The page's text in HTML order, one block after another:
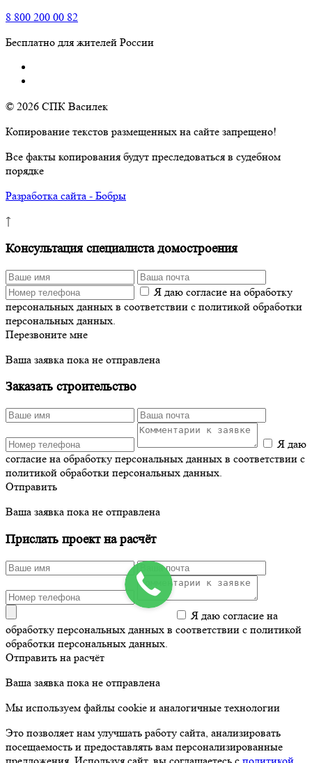
8 800 200 00 82
Бесплатно для жителей России
© 2026 СПК Василек
Копирование текстов размещенных на сайте запрещено!
Все факты копирования будут преследоваться в судебном
порядке
Разработка сайта - Бобры
↑
Консультация специалиста домостроения
Я даю согласие на обработку
персональных данных в соответствии с политикой обработки
персональных данных.
Перезвоните мне
Ваша заявка пока не отправлена
Заказать строительство
Я даю
согласие на обработку персональных данных в соответствии с
политикой обработки персональных данных.
Отправить
Ваша заявка пока не отправлена
Прислать проект на расчёт
Я даю согласие на
обработку персональных данных в соответствии с политикой
обработки персональных данных.
Отправить на расчёт
Ваша заявка пока не отправлена
Мы используем файлы cookie и аналогичные технологии
Это позволяет нам улучшать работу сайта, анализировать
посещаемость и предоставлять вам персонализированные
предложения. Используя сайт, вы соглашаетесь с политикой